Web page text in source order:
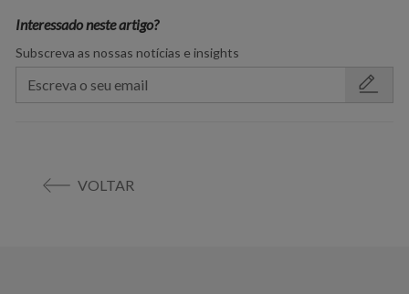
Interessado neste artigo?
Subscreva as nossas notícias e insights
VOLTAR